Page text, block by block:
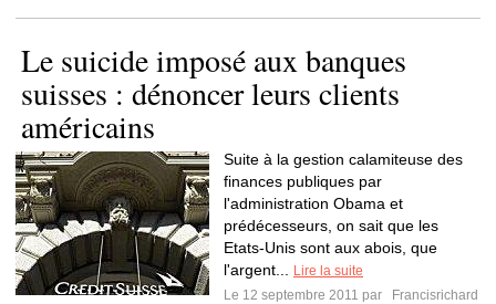
Le suicide imposé aux banques
suisses : dénoncer leurs clients
américains
Suite à la gestion calamiteuse des
finances publiques par
l'administration Obama et
prédécesseurs, on sait que les
Etats-Unis sont aux abois, que
l'argent...
Lire la suite
Le 12 septembre 2011 par
Francisrichard